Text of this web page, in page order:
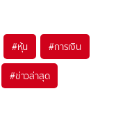
#หุ้น #การเงิน
#ข่าวล่าสุด